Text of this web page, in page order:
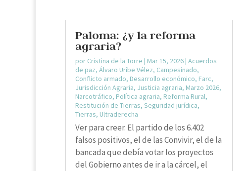
Paloma: ¿y la reforma
agraria?
por Cristina de la Torre | Mar 15, 2026| Acuerdos
de paz, Álvaro Uribe Vélez, Campesinado,
Conflicto armado, Desarrollo económico, Farc,
Jurisdicción Agraria, Justicia agraria, Marzo 2026,
Narcotráfico, Política agraria, Reforma Rural,
Restitución de Tierras, Seguridad jurídica,
Tierras, Ultraderecha
Ver para creer. El partido de los 6.402
falsos positivos, el de las Convivir, el de la
bancada que debía votar los proyectos
del Gobierno antes de ir a la cárcel, el